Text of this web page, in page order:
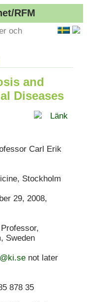
RFM
och
and
Diseases
Länk
Carl Erik
Stockholm
29, 2008,
Sweden
not later
878 35